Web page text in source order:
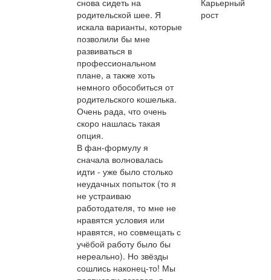
родительской шее. Я
искала варианты, которые
позволили бы мне
развиваться в
профессиональном
плане, а также хоть
немного обособиться от
родительского кошелька.
Очень рада, что очень
скоро нашлась такая
опция.
В фан-формулу я
сначала волновалась
идти - уже было столько
неудачных попыток (то я
не устраиваю
работодателя, то мне не
нравятся условия или
нравятся, но совмещать с
учёбой работу было бы
нереально). Но звёзды
сошлись наконец-то! Мы
рост